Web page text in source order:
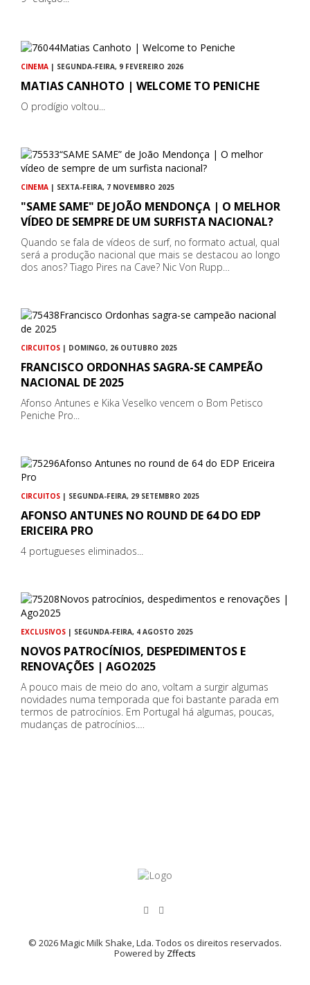
CINEMA | SEGUNDA-FEIRA, 9 FEVEREIRO 2026
MATIAS CANHOTO | WELCOME TO PENICHE
O prodígio voltou...
CINEMA | SEXTA-FEIRA, 7 NOVEMBRO 2025
"SAME SAME" DE JOÃO MENDONÇA | O MELHOR
VÍDEO DE SEMPRE DE UM SURFISTA NACIONAL?
Quando se fala de vídeos de surf, no formato actual, qual
será a produção nacional que mais se destacou ao longo
dos anos? Tiago Pires na Cave? Nic Von Rupp…
CIRCUITOS | DOMINGO, 26 OUTUBRO 2025
FRANCISCO ORDONHAS SAGRA-SE CAMPEÃO
NACIONAL DE 2025
Afonso Antunes e Kika Veselko vencem o Bom Petisco
Peniche Pro...
CIRCUITOS | SEGUNDA-FEIRA, 29 SETEMBRO 2025
AFONSO ANTUNES NO ROUND DE 64 DO EDP
ERICEIRA PRO
4 portugueses eliminados...
EXCLUSIVOS | SEGUNDA-FEIRA, 4 AGOSTO 2025
NOVOS PATROCÍNIOS, DESPEDIMENTOS E
RENOVAÇÕES | AGO2025
A pouco mais de meio do ano, voltam a surgir algumas
novidades numa temporada que foi bastante parada em
termos de patrocínios. Em Portugal há algumas, poucas,
mudanças de patrocínios.…
© 2026 Magic Milk Shake, Lda. Todos os direitos reservados.
Powered by Zffects